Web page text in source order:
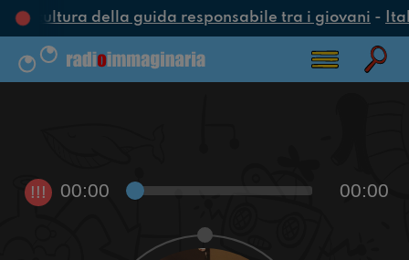
cultura della guida responsabile tra i giovani-
!!! 00:00 00:00